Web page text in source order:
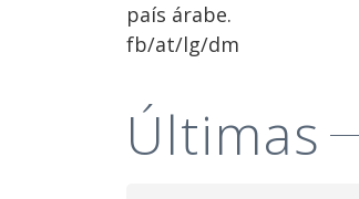
país árabe.
fb/at/lg/dm
Últimas